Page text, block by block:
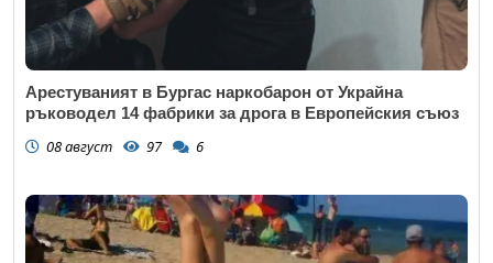
Арестуваният в Бургас наркобарон от Украйна
ръководел 14 фабрики за дрога в Европейския съюз
08 август 97 6